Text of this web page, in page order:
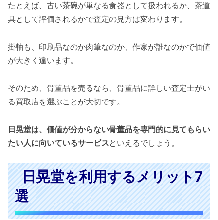
たとえば、古い茶碗が単なる食器として扱われるか、茶道
具として評価されるかで査定の見方は変わります。
掛軸も、印刷品なのか肉筆なのか、作家が誰なのかで価値
が大きく違います。
そのため、骨董品を売るなら、骨董品に詳しい査定士がい
る買取店を選ぶことが大切です。
日晃堂は、価値が分からない骨董品を専門的に見てもらい
たい人に向いているサービスといえるでしょう。
日晃堂を利用するメリット7
選